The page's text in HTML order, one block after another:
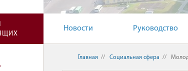
Новости Руководство
Главная // Социальная сфера //